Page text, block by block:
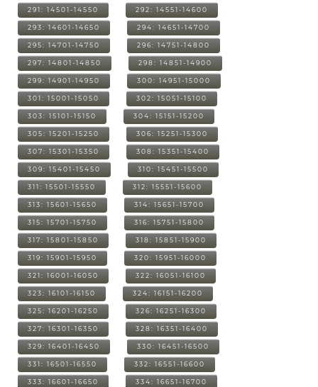
291: 14501-14550 292: 14551-14600
293: 14601-14650 294: 14651-14700
295: 14701-14750 296: 14751-14800
297: 14801-14850 298: 14851-14900
299: 14901-14950 300: 14951-15000
301: 15001-15050 302: 15051-15100
303: 15101-15150 304: 15151-15200
305: 15201-15250 306: 15251-15300
307: 15301-15350 308: 15351-15400
309: 15401-15450 310: 15451-15500
311: 15501-15550 312: 15551-15600
313: 15601-15650 314: 15651-15700
315: 15701-15750 316: 15751-15800
317: 15801-15850 318: 15851-15900
319: 15901-15950 320: 15951-16000
321: 16001-16050 322: 16051-16100
323: 16101-16150 324: 16151-16200
325: 16201-16250 326: 16251-16300
327: 16301-16350 328: 16351-16400
329: 16401-16450 330: 16451-16500
331: 16501-16550 332: 16551-16600
333: 16601-16650 334: 16651-16700